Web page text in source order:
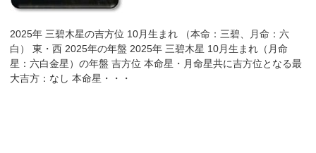
2025年 三碧木星の吉方位 10月生まれ （本命：三碧、月命：六
白） 東・西 2025年の年盤 2025年 三碧木星 10月生まれ（月命
星：六白金星）の年盤 吉方位 本命星・月命星共に吉方位となる最
大吉方：なし 本命星・・・